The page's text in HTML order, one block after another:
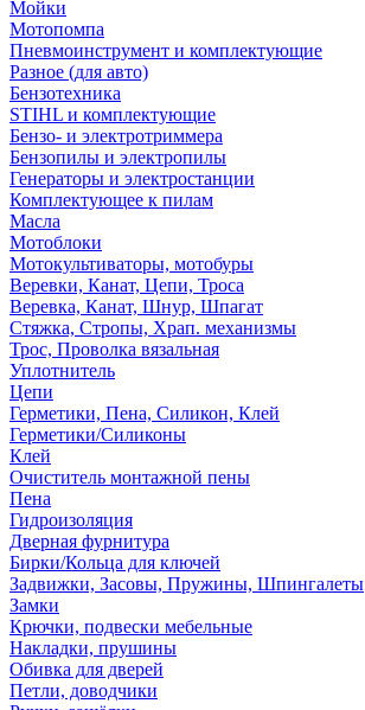
Мойки
Мотопомпа
Пневмоинструмент и комплектующие
Разное (для авто)
Бензотехника
STIHL и комплектующие
Бензо- и электротриммера
Бензопилы и электропилы
Генераторы и электростанции
Комплектующее к пилам
Масла
Мотоблоки
Мотокультиваторы, мотобуры
Веревки, Канат, Цепи, Троса
Веревка, Канат, Шнур, Шпагат
Стяжка, Стропы, Храп. механизмы
Трос, Проволка вязальная
Уплотнитель
Цепи
Герметики, Пена, Силикон, Клей
Герметики/Силиконы
Клей
Очиститель монтажной пены
Пена
Гидроизоляция
Дверная фурнитура
Бирки/Кольца для ключей
Задвижки, Засовы, Пружины, Шпингалеты
Замки
Крючки, подвески мебельные
Накладки, прушины
Обивка для дверей
Петли, доводчики